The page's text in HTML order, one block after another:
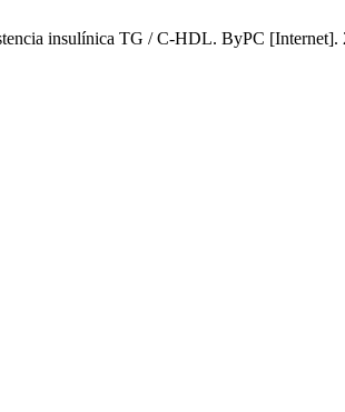
insulínica TG / C-HDL. ByPC